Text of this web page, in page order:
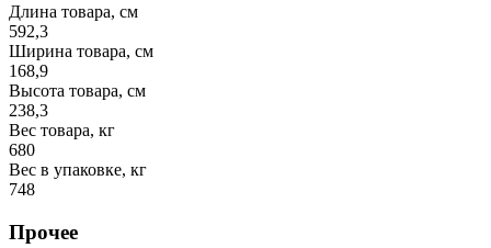
Длина товара, см
592,3
Ширина товара, см
168,9
Высота товара, см
238,3
Вес товара, кг
680
Вес в упаковке, кг
748
Прочее